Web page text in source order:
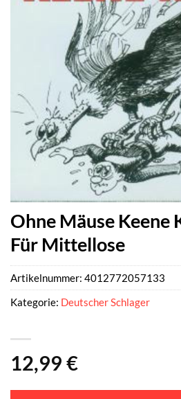
Ohne Mäuse Keene
Für Mittellose
12,99 €
Artikelnummer: 4012772057133
Kategorie: Deutscher Schlager